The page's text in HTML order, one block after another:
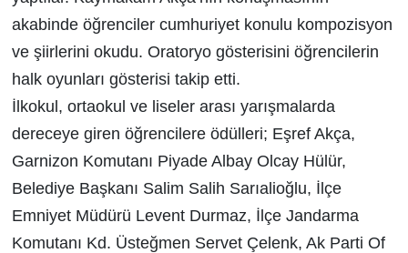
akabinde öğrenciler cumhuriyet konulu kompozisyon
ve şiirlerini okudu. Oratoryo gösterisini öğrencilerin
halk oyunları gösterisi takip etti.
İlkokul, ortaokul ve liseler arası yarışmalarda
dereceye giren öğrencilere ödülleri; Eşref Akça,
Garnizon Komutanı Piyade Albay Olcay Hülür,
Belediye Başkanı Salim Salih Sarıalioğlu, İlçe
Emniyet Müdürü Levent Durmaz, İlçe Jandarma
Komutanı Kd. Üsteğmen Servet Çelenk, Ak Parti Of